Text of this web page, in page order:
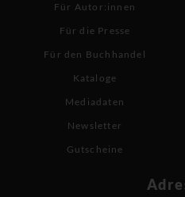
Für Autor:innen
Für die Presse
Für den Buchhandel
Kataloge
Mediadaten
Newsletter
Gutscheine